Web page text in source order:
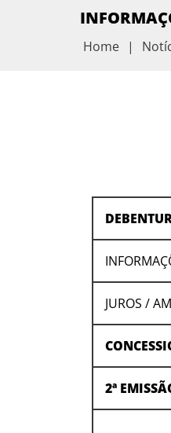
Home |
JUROS /
2ª